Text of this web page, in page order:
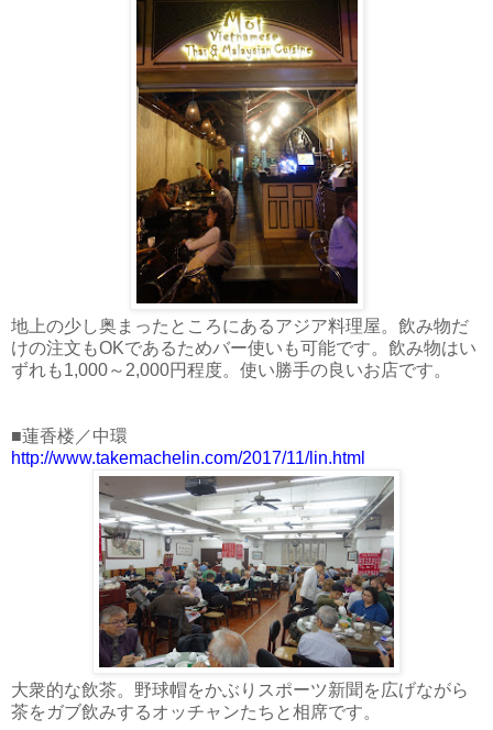
地上の少し奥まったところにあるアジア料理屋。飲み物だ
けの注文もOKであるためバー使いも可能です。飲み物はい
ずれも1,000～2,000円程度。使い勝手の良いお店です。
■蓮香楼／中環
http://www.takemachelin.com/2017/11/lin.html
大衆的な飲茶。野球帽をかぶりスポーツ新聞を広げながら
茶をガブ飲みするオッチャンたちと相席です。